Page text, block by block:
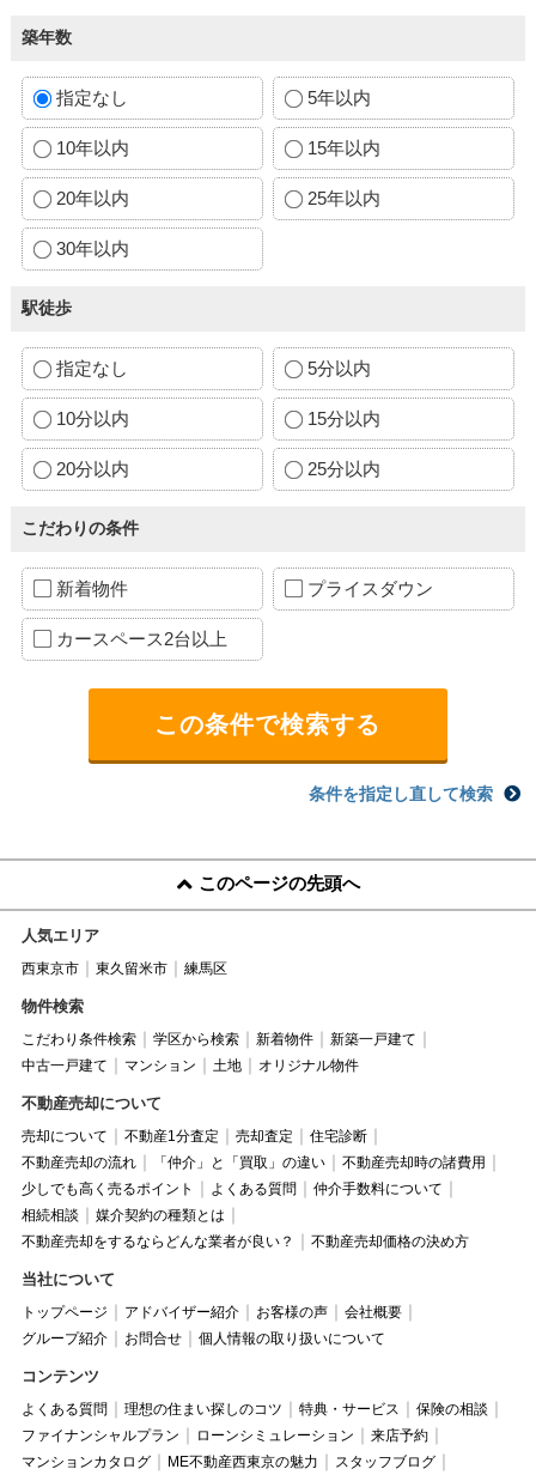
築年数
指定なし 5年以内
10年以内 15年以内
20年以内 25年以内
30年以内
駅徒歩
指定なし 5分以内
10分以内 15分以内
20分以内 25分以内
こだわりの条件
新着物件 プライスダウン
カースペース2台以上
条件を指定し直して検索
このページの先頭へ
人気エリア
西東京市 東久留米市 練馬区
物件検索
こだわり条件検索 学区から検索 新着物件
新築一戸建て
中古一戸建て
マンション 土地 オリジナル物件
不動産売却について
売却について 不動産1分査定 売却査定
住宅診断
不動産売却の流れ
「仲介」と「買取」の違い
不動産売却時の諸費用
少しでも高く売るポイント
よくある質問
仲介手数料について
相続相談
媒介契約の種類とは
不動産売却をするならどんな業者が良い？
不動産売却価格の決め方
当社について
トップページ アドバイザー紹介 お客様の声
会社概要
グループ紹介
お問合せ 個人情報の取り扱いについて
コンテンツ
よくある質問 理想の住まい探しのコツ 特典・サービス
保険の相談
ファイナンシャルプラン
ローンシミュレーション
来店予約
マンションカタログ
ME不動産西東京の魅力
スタッフブログ